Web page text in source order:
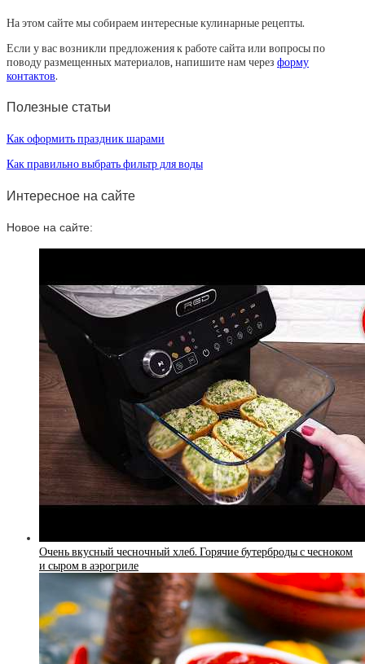
На этом сайте мы собираем интересные кулинарные рецепты.
Если у вас возникли предложения к работе сайта или вопросы по
поводу размещенных материалов, напишите нам через форму
контактов.
Полезные статьи
Как оформить праздник шарами
Как правильно выбрать фильтр для воды
Интересное на сайте
Новое на сайте:
Очень вкусный чесночный хлеб. Горячие бутерброды с чесноком
и сыром в аэрогриле